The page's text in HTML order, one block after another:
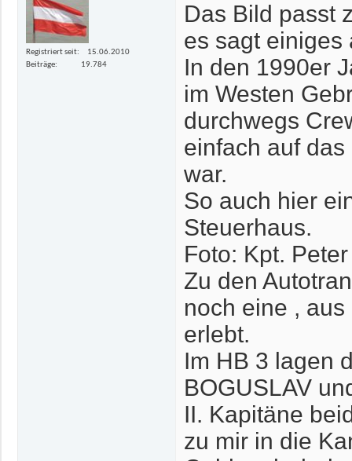
Registriert seit
15.06.2010
Beiträge
19.784
Das Bild passt
es sagt einiges
In den 1990er
im Westen
durchwegs
einfach auf
war.
So auch hier
Steuerhaus.
Foto: Kpt.
Zu den
noch eine ,
erlebt.
Im HB 3 lagen
BOGUSLAV
II. Kapitäne
zu mir in die